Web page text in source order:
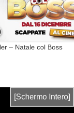
– Natale col Boss
[Schermo Intero]